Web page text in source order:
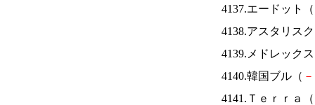
4137.エードット（
4138.アスタリス
4139.メドレック
4140.韓国ブル（ －
4141.Ｔｅｒｒａ（